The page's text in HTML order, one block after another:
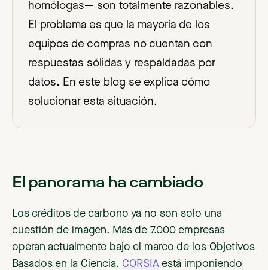
homólogas— son totalmente razonables.
El problema es que la mayoría de los
equipos de compras no cuentan con
respuestas sólidas y respaldadas por
datos. En este blog se explica cómo
solucionar esta situación.
El panorama ha cambiado
Los créditos de carbono ya no son solo una
cuestión de imagen. Más de 7.000 empresas
operan actualmente bajo el marco de los Objetivos
Basados en la Ciencia. CORSIA está imponiendo